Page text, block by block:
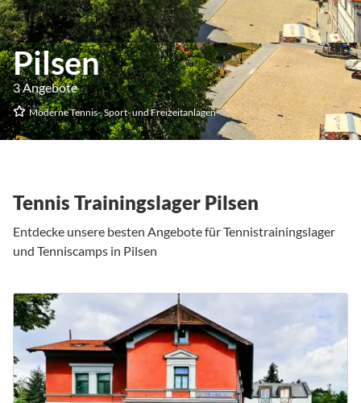
Pilsen
3 Angebote
Moderne Tennis-, Sport- und Freizeitanlagen
Tennis Trainingslager Pilsen
Entdecke unsere besten Angebote für Tennistrainingslager
und Tenniscamps in Pilsen